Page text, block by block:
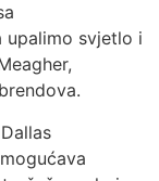
upalimo svjetlo i